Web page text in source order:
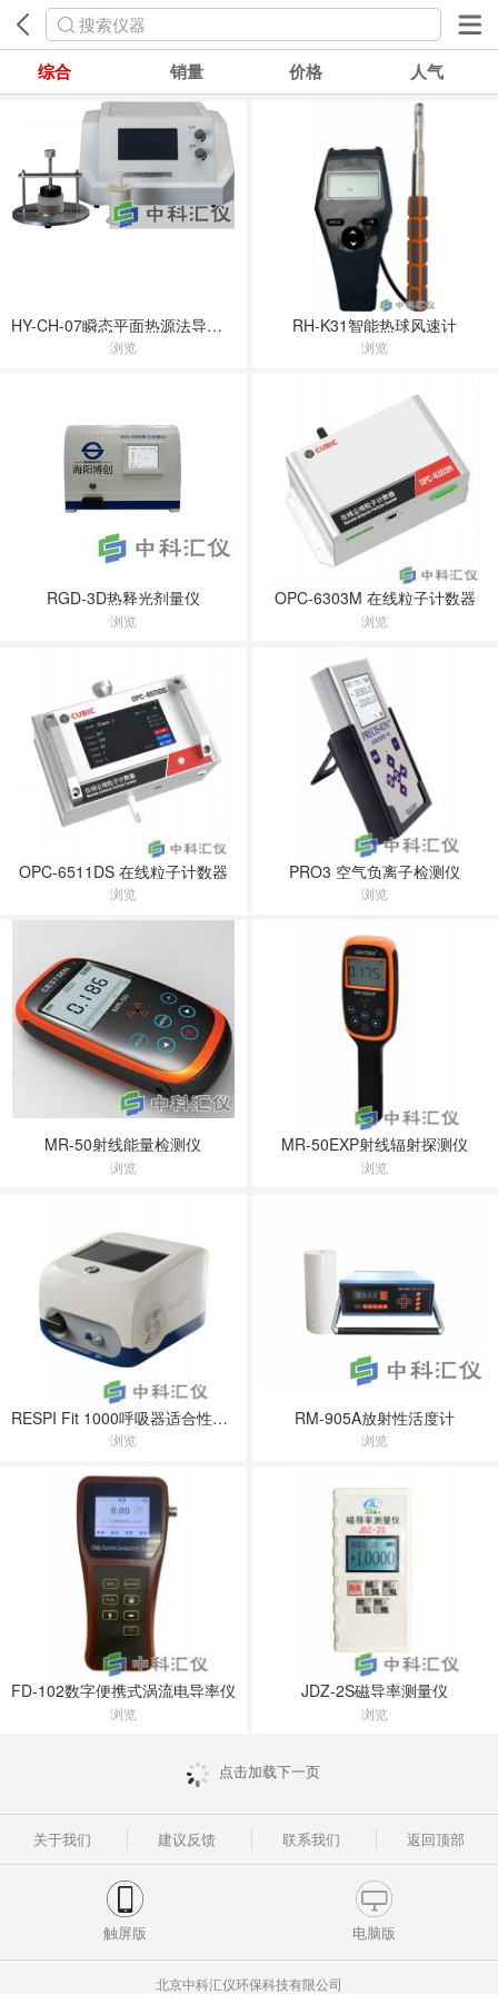
搜索仪器
综合 销量 价格 人气
HY-CH-07瞬态平面热源法导热仪
浏览
RH-K31智能热球风速计
浏览
RGD-3D热释光剂量仪
浏览
OPC-6303M 在线粒子计数器
浏览
OPC-6511DS 在线粒子计数器
浏览
PRO3 空气负离子检测仪
浏览
MR-50射线能量检测仪
浏览
MR-50EXP射线辐射探测仪
浏览
RESPI Fit 1000呼吸器适合性检测仪
浏览
RM-905A放射性活度计
浏览
FD-102数字便携式涡流电导率仪
浏览
JDZ-2S磁导率测量仪
浏览
点击加载下一页
关于我们 建议反馈 联系我们 返回顶部
触屏版 电脑版
北京中科汇仪环保科技有限公司